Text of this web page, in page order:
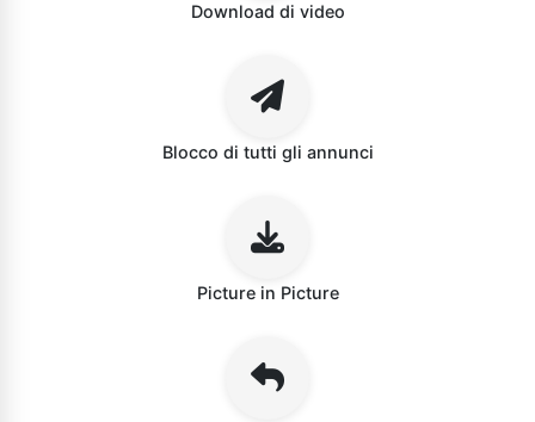
Download di video
Blocco di tutti gli annunci
Picture in Picture